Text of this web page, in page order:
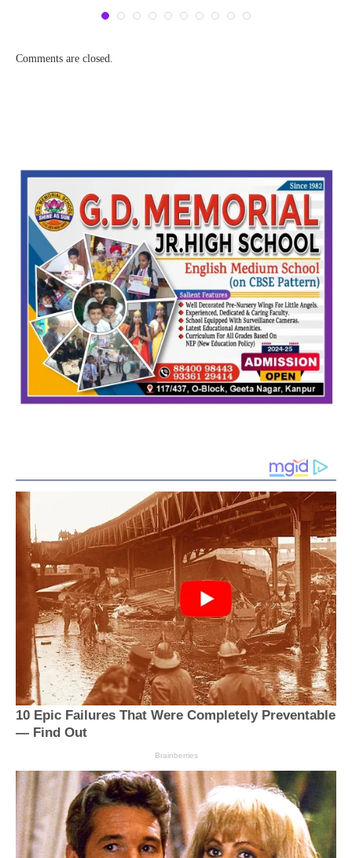
Comments are closed.